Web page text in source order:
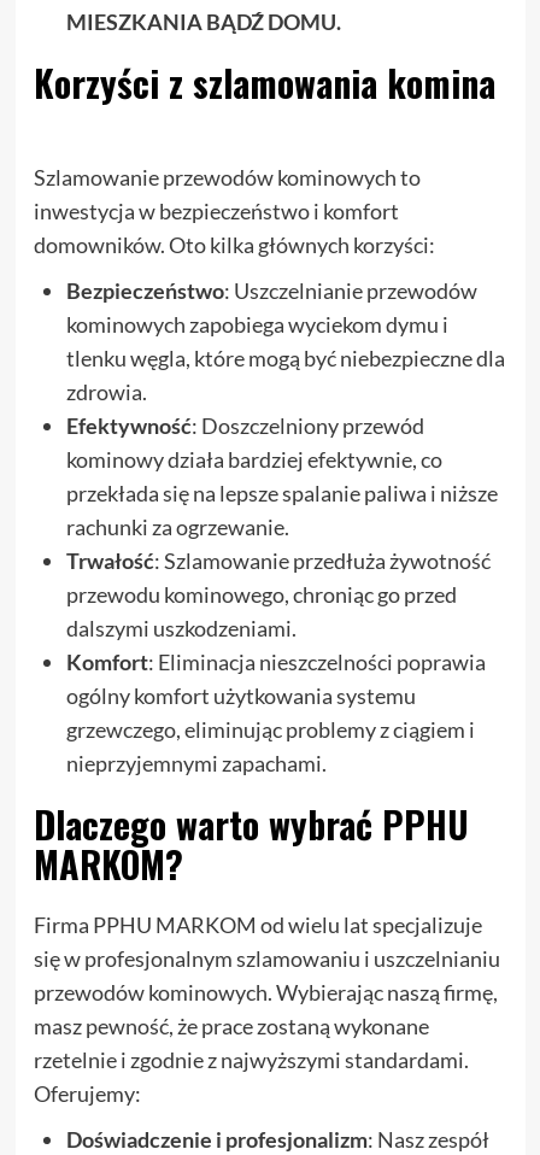
MIESZKANIA BĄDŹ DOMU.
Korzyści z szlamowania komina
Szlamowanie przewodów kominowych to
inwestycja w bezpieczeństwo i komfort
domowników. Oto kilka głównych korzyści:
Bezpieczeństwo: Uszczelnianie przewodów
kominowych zapobiega wyciekom dymu i
tlenku węgla, które mogą być niebezpieczne dla
zdrowia.
Efektywność: Doszczelniony przewód
kominowy działa bardziej efektywnie, co
przekłada się na lepsze spalanie paliwa i niższe
rachunki za ogrzewanie.
Trwałość: Szlamowanie przedłuża żywotność
przewodu kominowego, chroniąc go przed
dalszymi uszkodzeniami.
Komfort: Eliminacja nieszczelności poprawia
ogólny komfort użytkowania systemu
grzewczego, eliminując problemy z ciągiem i
nieprzyjemnymi zapachami.
Dlaczego warto wybrać PPHU
MARKOM?
Firma PPHU MARKOM od wielu lat specjalizuje
się w profesjonalnym szlamowaniu i uszczelnianiu
przewodów kominowych. Wybierając naszą firmę,
masz pewność, że prace zostaną wykonane
rzetelnie i zgodnie z najwyższymi standardami.
Oferujemy:
Doświadczenie i profesjonalizm: Nasz zespół